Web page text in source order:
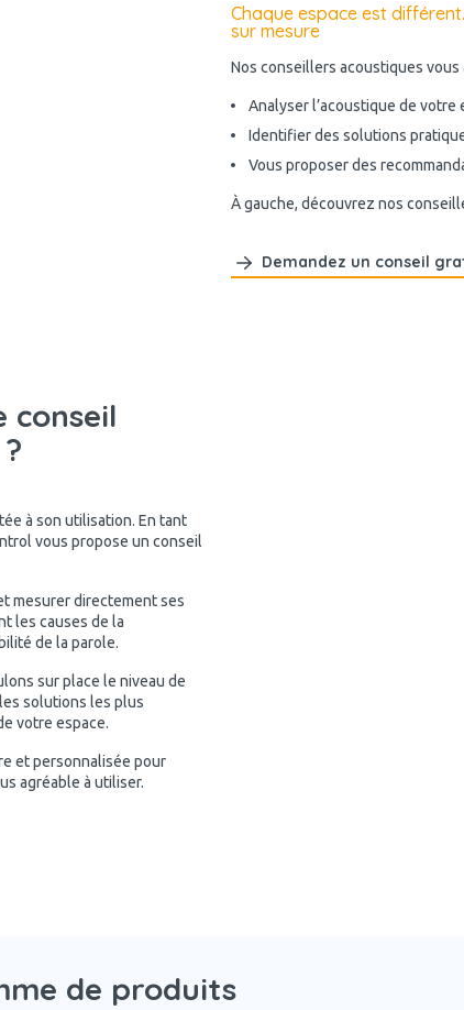
Chaque espace est
sur mesure
Nos conseillers acoustiques vous
Analyser l’acoustique de votre
Identifier des solutions
Vous proposer des
À gauche, découvrez nos
Demandez un conseil
conseil
à son utilisation. En tant
vous propose un conseil
mesurer directement ses
les causes de la
de la parole.
sur place le niveau de
solutions les plus
votre espace.
et personnalisée pour
agréable à utiliser.
de produits